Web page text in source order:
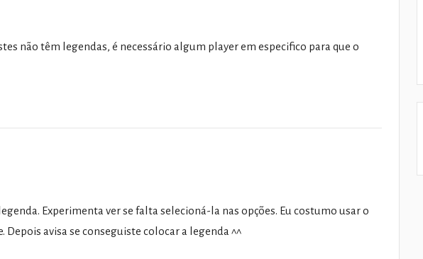
não têm legendas, é necessário algum player em especifico para que o
Experimenta ver se falta selecioná-la nas opções. Eu costumo usar o
Depois avisa se conseguiste colocar a legenda ^^